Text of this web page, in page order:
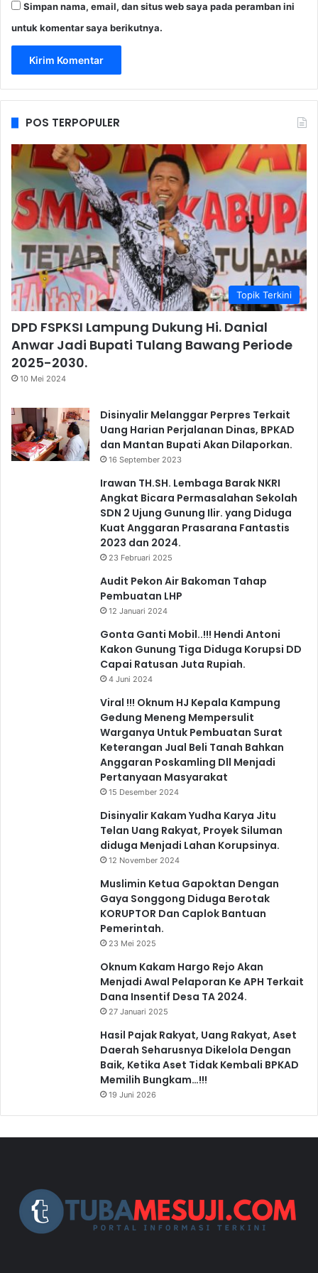
Simpan nama, email, dan situs web saya pada peramban ini
untuk komentar saya berikutnya.
POS TERPOPULER
Topik Terkini
DPD FSPKSI Lampung Dukung Hi. Danial
Anwar Jadi Bupati Tulang Bawang Periode
2025-2030.
10 Mei 2024
Disinyalir Melanggar Perpres Terkait
Uang Harian Perjalanan Dinas, BPKAD
dan Mantan Bupati Akan Dilaporkan.
16 September 2023
Irawan TH.SH. Lembaga Barak NKRI
Angkat Bicara Permasalahan Sekolah
SDN 2 Ujung Gunung Ilir. yang Diduga
Kuat Anggaran Prasarana Fantastis
2023 dan 2024.
23 Februari 2025
Audit Pekon Air Bakoman Tahap
Pembuatan LHP
12 Januari 2024
Gonta Ganti Mobil..!!! Hendi Antoni
Kakon Gunung Tiga Diduga Korupsi DD
Capai Ratusan Juta Rupiah.
4 Juni 2024
Viral !!! Oknum HJ Kepala Kampung
Gedung Meneng Mempersulit
Warganya Untuk Pembuatan Surat
Keterangan Jual Beli Tanah Bahkan
Anggaran Poskamling Dll Menjadi
Pertanyaan Masyarakat
15 Desember 2024
Disinyalir Kakam Yudha Karya Jitu
Telan Uang Rakyat, Proyek Siluman
diduga Menjadi Lahan Korupsinya.
12 November 2024
Muslimin Ketua Gapoktan Dengan
Gaya Songgong Diduga Berotak
KORUPTOR Dan Caplok Bantuan
Pemerintah.
23 Mei 2025
Oknum Kakam Hargo Rejo Akan
Menjadi Awal Pelaporan Ke APH Terkait
Dana Insentif Desa TA 2024.
27 Januari 2025
Hasil Pajak Rakyat, Uang Rakyat, Aset
Daerah Seharusnya Dikelola Dengan
Baik, Ketika Aset Tidak Kembali BPKAD
Memilih Bungkam…!!!
19 Juni 2026